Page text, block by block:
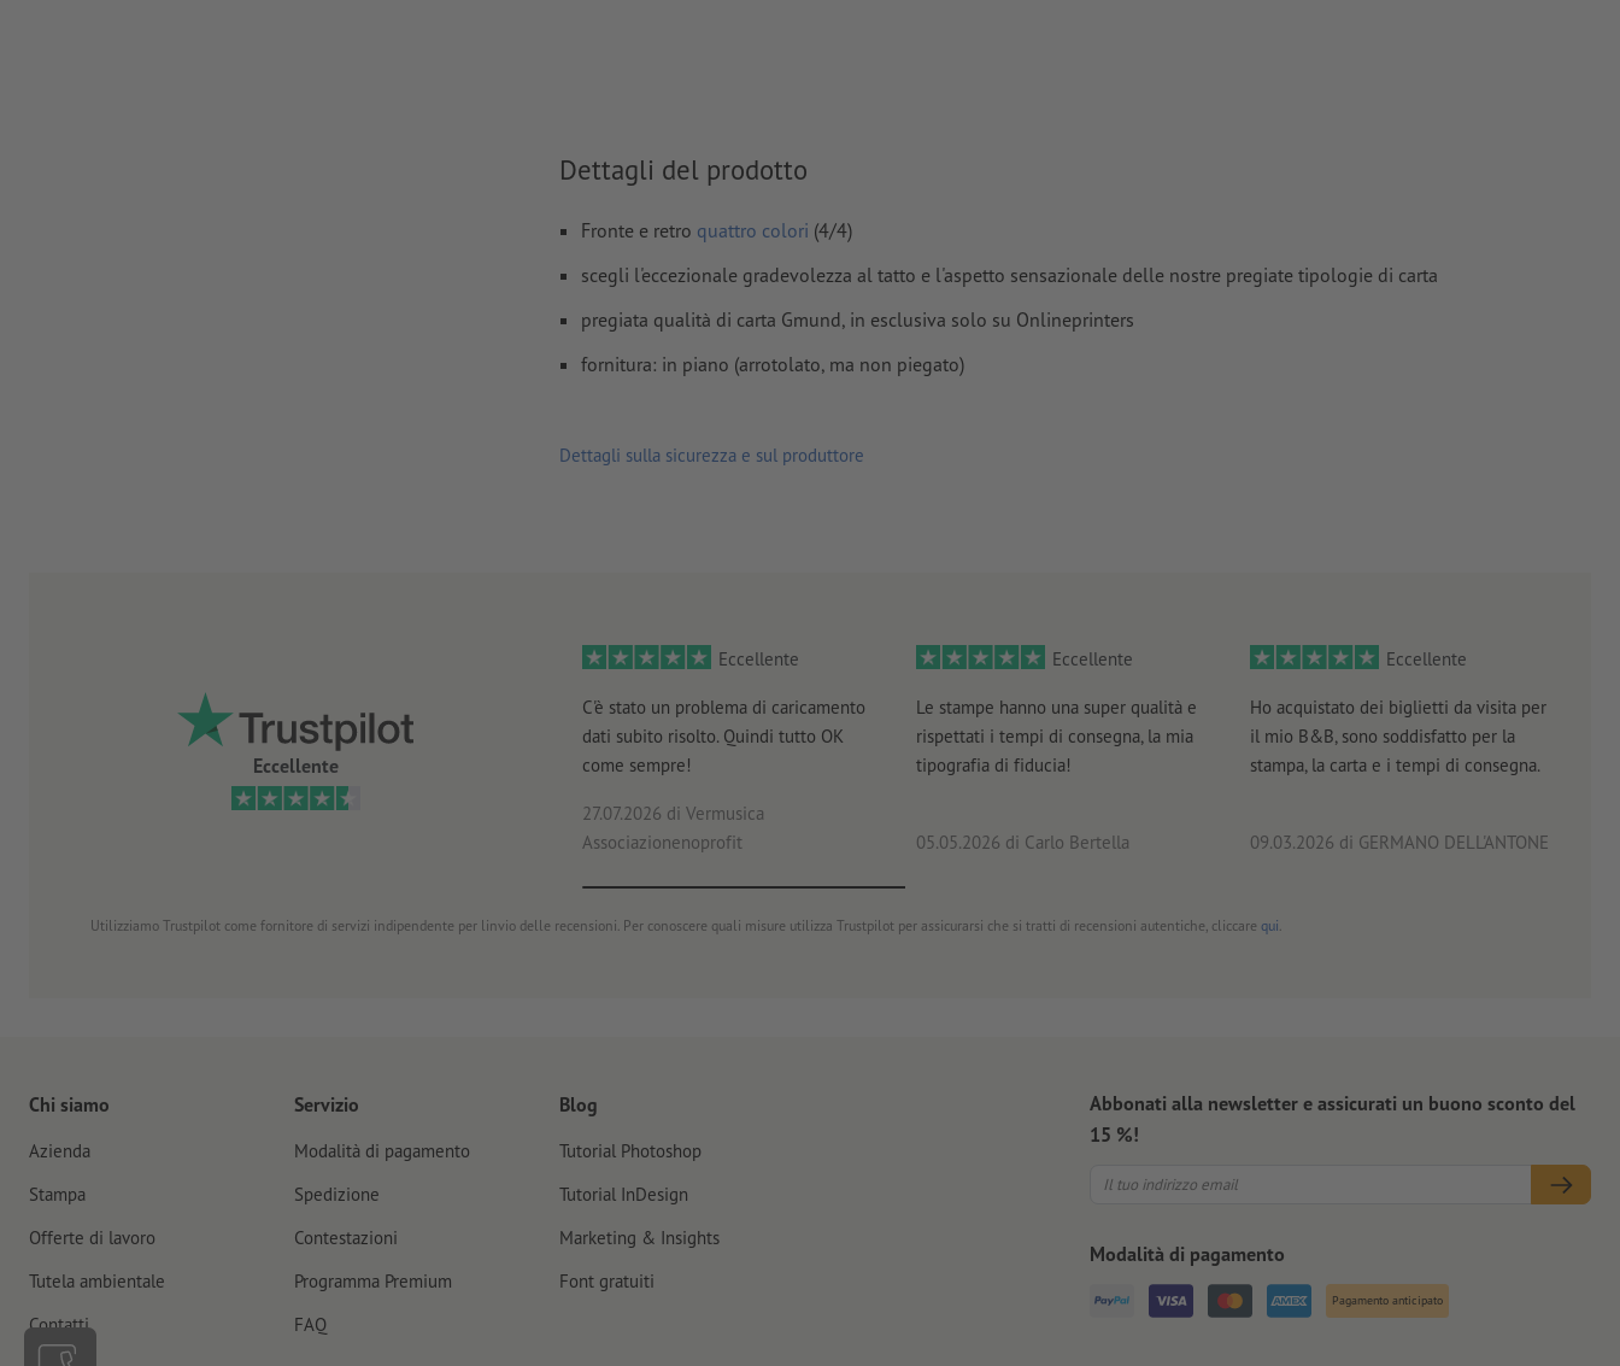
Modalità colori:CMYK, FOGRA51 (PSO Coated v3) per carte patinate,
FOGRA52 (PSO Uncoated v3 FOGRA52) per carte non patinate
Non correggiamoerrori di ortografia e sintassi
Non controlliamo leimpostazioni di sovrastampa
I contenuti deicampi modulo vengono stampati
Dettagli del prodotto
Fronte e retro quattro colori (4/4)
scegli l'eccezionale gradevolezza al tatto e l'aspetto sensazionale delle nostre pregiate tipologie di carta
pregiata qualità di carta Gmund, in esclusiva solo su Onlineprinters
fornitura: in piano (arrotolato, ma non piegato)
Dettagli sulla sicurezza e sul produttore
Eccellente
Eccellente
C'è stato un problema di caricamento
dati subito risolto. Quindi tutto OK
come sempre!
27.07.2026 di Vermusica
Associazionenoprofit
Eccellente
Le stampe hanno una super qualità e
rispettati i tempi di consegna, la mia
tipografia di fiducia!
05.05.2026 di Carlo Bertella
Eccellente
Ho acquistato dei biglietti da visita per
il mio B&B, sono soddisfatto per la
stampa, la carta e i tempi di consegna.
09.03.2026 di GERMANO DELL'ANTONE
Utilizziamo Trustpilot come fornitore di servizi indipendente per linvio delle recensioni. Per conoscere quali misure utilizza Trustpilot per assicurarsi che si tratti di recensioni autentiche, cliccare qui
Chi siamo
Azienda
Stampa
Offerte di lavoro
Tutela ambientale
Contatti
Servizio
Modalità di pagamento
Spedizione
Contestazioni
Programma Premium
FAQ
Blog
Tutorial Photoshop
Tutorial InDesign
Marketing & Insights
Font gratuiti
Abbonati alla newsletter e assicurati un buono sconto del
15 %!
Modalità di pagamento
Pagamento anticipato